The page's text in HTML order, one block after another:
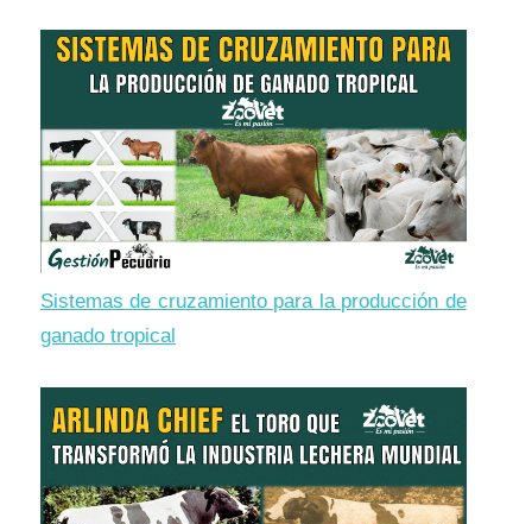
Sistemas de cruzamiento para la producción de
ganado tropical